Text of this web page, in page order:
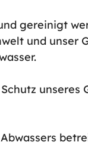
gereinigt
und unser